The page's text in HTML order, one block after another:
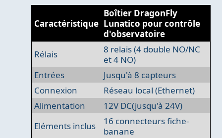
Caractéristique
Boîtier DragonFly
Lunatico pour contrôle
d'observatoire
Rélais
8 relais (4 double NO/NC
et 4 NO)
Entrées
Jusqu'à 8 capteurs
Connexion
Réseau local (Ethernet)
Alimentation
12V DC(jusqu'à 24V)
Eléments inclus
16 connecteurs fiche-
banane